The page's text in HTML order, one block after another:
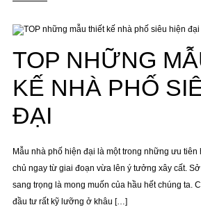
TOP NHỮNG
KẾ NHÀ PHỐ
ĐẠI
Mẫu nhà phố hiện đại là một trong những ưu
chủ ngay từ giai đoạn vừa lên ý tưởng xây cất.
sang trọng là mong muốn của hầu hết chúng ta.
đầu tư rất kỹ lưỡng ở khâu […]